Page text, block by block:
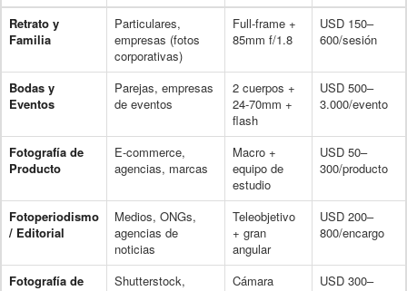
Retrato y
Familia
Particulares,
empresas (fotos
corporativas)
Full-frame +
85mm f/1.8
USD 150–
600/sesión
Bodas y
Eventos
Parejas, empresas
de eventos
2 cuerpos +
24-70mm +
flash
USD 500–
3.000/evento
Fotografía de
Producto
E-commerce,
agencias, marcas
Macro +
equipo de
estudio
USD 50–
300/producto
Fotoperiodismo
/ Editorial
Medios, ONGs,
agencias de
noticias
Teleobjetivo
+ gran
angular
USD 200–
800/encargo
Fotografía de
Shutterstock,
Cámara
USD 300–